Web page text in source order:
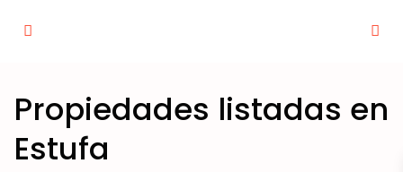
Propiedades listadas en
Estufa